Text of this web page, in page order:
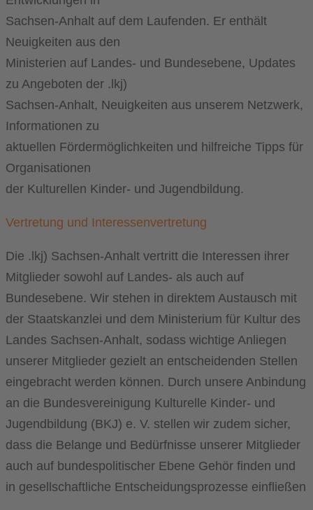
Sachsen-Anhalt auf dem Laufenden. Er enthält
Neuigkeiten aus den
Ministerien auf Landes- und Bundesebene, Updates
zu Angeboten der .lkj)
Sachsen-Anhalt, Neuigkeiten aus unserem Netzwerk,
Informationen zu
aktuellen Fördermöglichkeiten und hilfreiche Tipps für
Organisationen
der Kulturellen Kinder- und Jugendbildung.
Vertretung und Interessenvertretung
Die .lkj) Sachsen-Anhalt vertritt die Interessen ihrer
Mitglieder sowohl auf Landes- als auch auf
Bundesebene. Wir stehen in direktem Austausch mit
der Staatskanzlei und dem Ministerium für Kultur des
Landes Sachsen-Anhalt, sodass wichtige Anliegen
unserer Mitglieder gezielt an entscheidenden Stellen
eingebracht werden können. Durch unsere Anbindung
an die Bundesvereinigung Kulturelle Kinder- und
Jugendbildung (BKJ) e. V. stellen wir zudem sicher,
dass die Belange und Bedürfnisse unserer Mitglieder
auch auf bundespolitischer Ebene Gehör finden und
in gesellschaftliche Entscheidungsprozesse einfließen